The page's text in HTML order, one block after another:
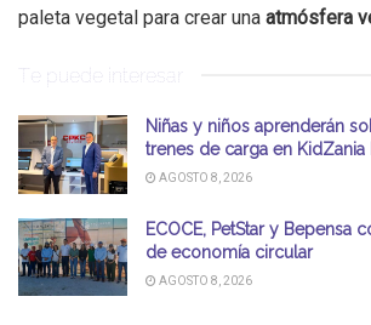
paleta vegetal para crear una atmósfera
Te puede interesar
Niñas y niños aprenderán
trenes de carga en
AGOSTO 8, 2026
ECOCE, PetStar y Bepensa
de economía circular
AGOSTO 8, 2026